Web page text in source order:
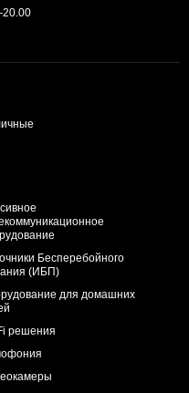
Бесперебойного
(ИБП)
для домашних
решения